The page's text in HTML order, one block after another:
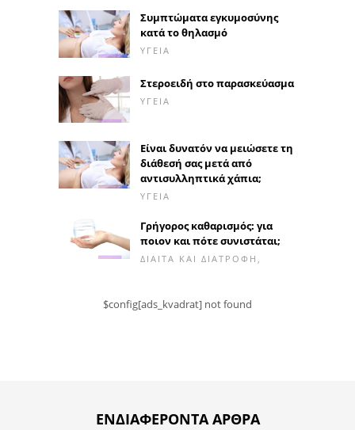
Συμπτώματα εγκυμοσύνης
κατά το θηλασμό
ΥΓΕΊΑ
Στεροειδή στο παρασκεύασμα
ΥΓΕΊΑ
Είναι δυνατόν να μειώσετε τη
διάθεσή σας μετά από
αντισυλληπτικά χάπια;
ΥΓΕΊΑ
Γρήγορος καθαρισμός: για
ποιον και πότε συνιστάται;
ΔΊΑΙΤΑ ΚΑΙ ΔΙΑΤΡΟΦΉ,
$config[ads_kvadrat] not found
ΕΝΔΙΑΦΈΡΟΝΤΑ ΆΡΘΡΑ